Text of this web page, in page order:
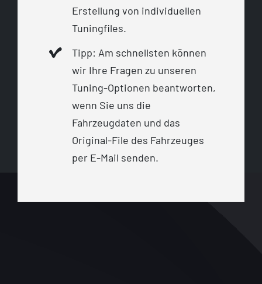
Erstellung von individuellen
Tuningfiles.
Tipp: Am schnellsten können
wir Ihre Fragen zu unseren
Tuning-Optionen beantworten,
wenn Sie uns die
Fahrzeugdaten und das
Original-File des Fahrzeuges
per E-Mail senden.